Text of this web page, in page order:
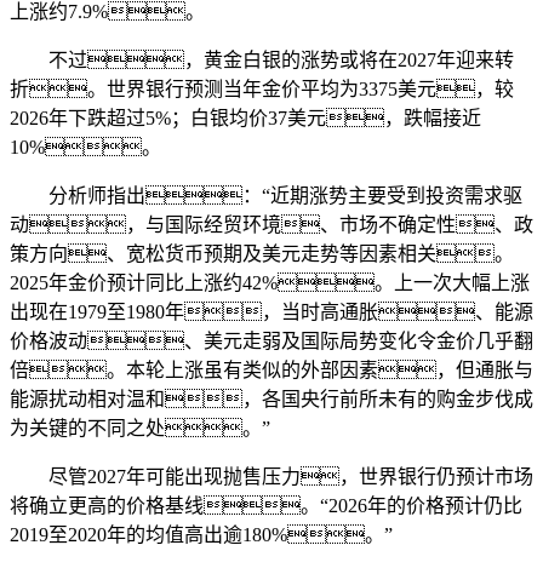
上涨约7.9%。
不过，黄金白银的涨势或将在2027年迎来转
折。世界银行预测当年金价平均为3375美元，较
2026年下跌超过5%；白银均价37美元，跌幅接近
10%。
分析师指出：“近期涨势主要受到投资需求驱
动，与国际经贸环境、市场不确定性、政
策方向、宽松货币预期及美元走势等因素相关。
2025年金价预计同比上涨约42%。上一次大幅上涨
出现在1979至1980年，当时高通胀、能源
价格波动、美元走弱及国际局势变化令金价几乎翻
倍。本轮上涨虽有类似的外部因素，但通胀与
能源扰动相对温和，各国央行前所未有的购金步伐成
为关键的不同之处。”
尽管2027年可能出现抛售压力，世界银行仍预计市场
将确立更高的价格基线。“2026年的价格预计仍比
2019至2020年的均值高出逾180%。”